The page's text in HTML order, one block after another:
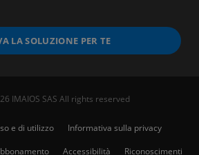
LA SOLUZIONE PER TE
IMAIOS SAS All rights reserved
e di utilizzo
Informativa sulla privacy
Accessibilità Riconoscimenti